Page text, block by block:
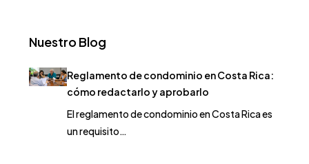
Nuestro Blog
Reglamento de condominio en Costa Rica:
cómo redactarlo y aprobarlo
El reglamento de condominio en Costa Rica es
un requisito…